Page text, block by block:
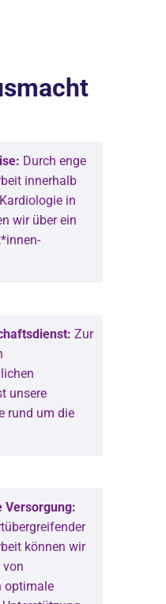
Durch enge
innerhalb
in
wir über ein
Zur
unsere
rund um die
Versorgung:
können wir
von
optimale